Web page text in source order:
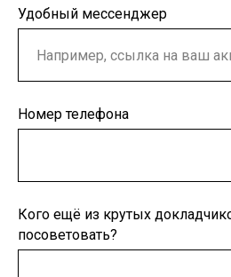
Удобный мессенджер
Номер телефона
Кого ещё из крутых
посоветовать?